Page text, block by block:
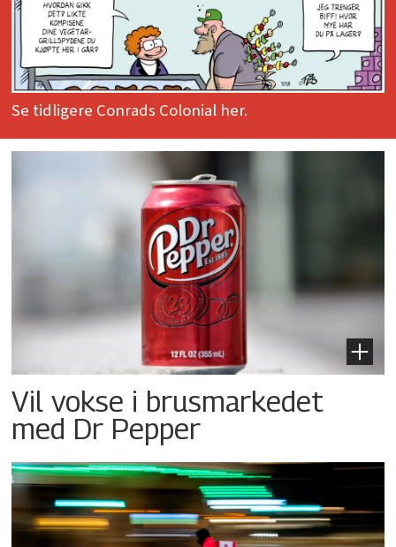
Se tidligere Conrads Colonial her.
Vil vokse i brusmarkedet
med Dr Pepper